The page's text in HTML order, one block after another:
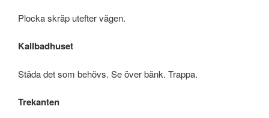
Plocka skräp utefter vägen.
Kallbadhuset
Städa det som behövs. Se över bänk. Trappa.
Trekanten